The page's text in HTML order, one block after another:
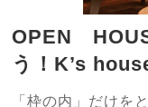
OPEN
う！K’s
「枠の内」だけを